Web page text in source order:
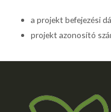
a projekt befejezési
projekt azonosító